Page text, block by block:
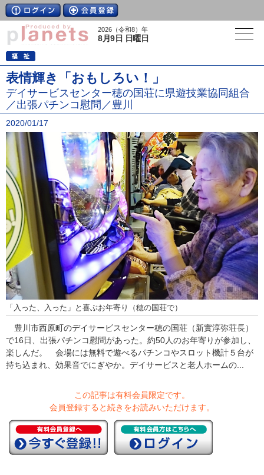
2026（令和8）年
8月9日 日曜日
表情輝き「おもしろい！」
デイサービスセンター穂の国荘に県遊技業協同組合
／出張パチンコ慰問／豊川
2020/01/17
「入った、入った」と喜ぶお年寄り（穂の国荘で）
豊川市西原町のデイサービスセンター穂の国荘（新實淳弥荘長）
で16日、出張パチンコ慰問があった。約50人のお年寄りが参加し、
楽しんだ。 会場には無料で遊べるパチンコやスロット機計５台が
持ち込まれ、効果音でにぎやか。デイサービスと老人ホームの...
この記事は有料会員限定です。
会員登録すると続きをお読みいただけます。